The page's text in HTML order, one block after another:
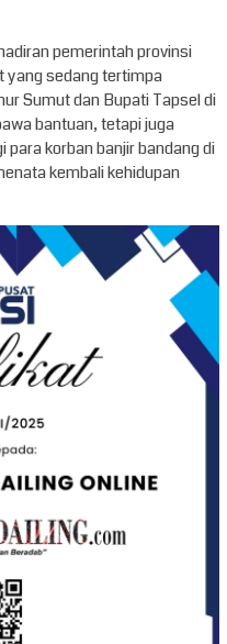
pemerintah provinsi
yang sedang tertimpa
Sumut dan Bupati Tapsel di
bantuan, tetapi juga
korban banjir bandang di
kembali kehidupan